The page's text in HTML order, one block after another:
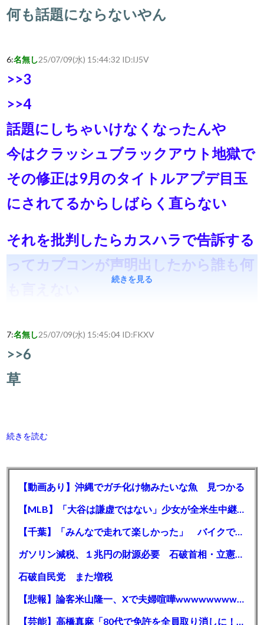
何も話題にならないやん
6:名無し25/07/09(水) 15:44:32 ID:lJ5V
>>3
>>4
話題にしちゃいけなくなったんや
今はクラッシュブラックアウト地獄で
その修正は9月のタイトルアプデ目玉
にされてるからしばらく直らない
それを批判したらカスハラで告訴する
ってカプコンが声明出したから誰も何
7:名無し25/07/09(水) 15:45:04 ID:FKXV
>>6
草
続きを読む
続きを見る
【動画あり】沖縄でガチ化け物みたいな魚 見つかる
【MLB】「大谷は謙虚ではない」少女が全米生中継で突然の大谷翔平批判 サイン無視された過去明かす
【千葉】「みんなで走れて楽しかった」 バイクでバースデー集団暴走 男女５７人を書類送検 SNSで参加者募る
ガソリン減税、１兆円の財源必要 石破首相・立憲野田氏「財源は死に物狂いで確保しなければならない」「本当に死に物狂いで」
石破自民党 また増税
【悲報】論客米山隆一、Xで夫婦喧嘩wwwwwwwwwwww
【芸能】高橋真麻「80代で免許を全員取り消しに！」 高齢ドライバーの事故問題で、高齢者の運転免許取り消し法を提案